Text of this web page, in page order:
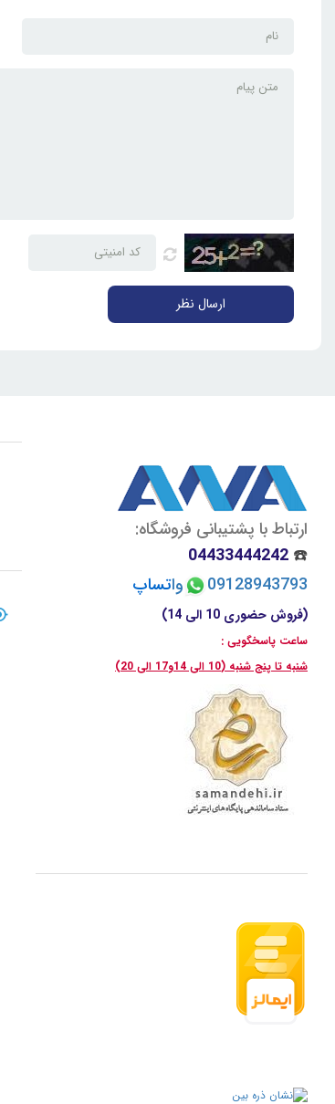
ارسال نظر
ارتباط با پشتیبانی فروشگاه:
☎️
04433444242
09128943793
واتساپ
(فروش حضوری 10 الی 14)
ساعت پاسخگویی :
شنبه تا پنج شنبه (10 الی 14و17 الی 20)